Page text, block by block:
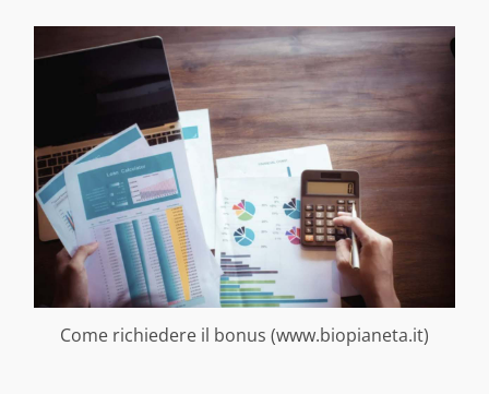
Come richiedere il bonus (www.biopianeta.it)